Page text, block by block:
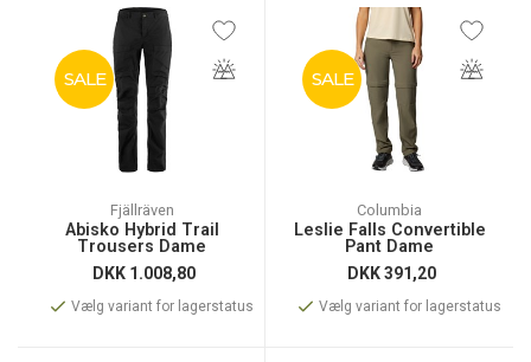
SALE
Fjällräven
Abisko Hybrid Trail
Trousers Dame
DKK 1.008,80
Vælg variant for lagerstatus
SALE
Columbia
Leslie Falls Convertible
Pant Dame
DKK391,20
Vælg variant for lagerstatus